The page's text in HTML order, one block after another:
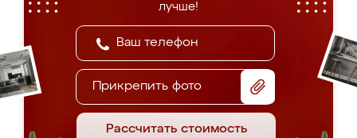
лучше!
Прикрепить фото
Рассчитать стоимость